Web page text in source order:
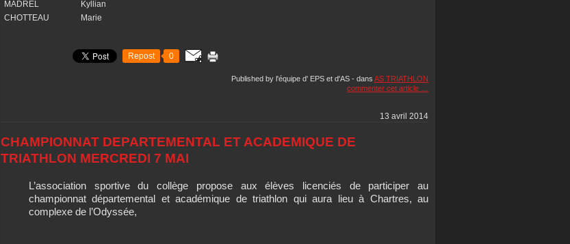
MADREL
Kyllian
CHOTTEAU
Marie
Repost 0
Published by l'équipe d' EPS et d'AS - dans AS TRIATHLON
commenter cet article
13 avril 2014
CHAMPIONNAT DEPARTEMENTAL ET ACADEMIQUE DE
TRIATHLON MERCREDI 7 MAI
L’association sportive du collège propose aux élèves licenciés de participer au
championnat départemental et académique de triathlon qui aura lieu à Chartres, au
complexe de l’Odyssée,